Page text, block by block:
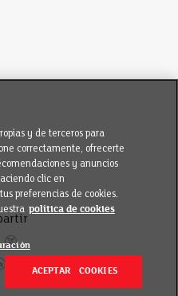
y de terceros para
correctamente, ofrecerte
y anuncios
clic en
preferencias de cookies.
política de cookies
ACEPTAR COOKIES